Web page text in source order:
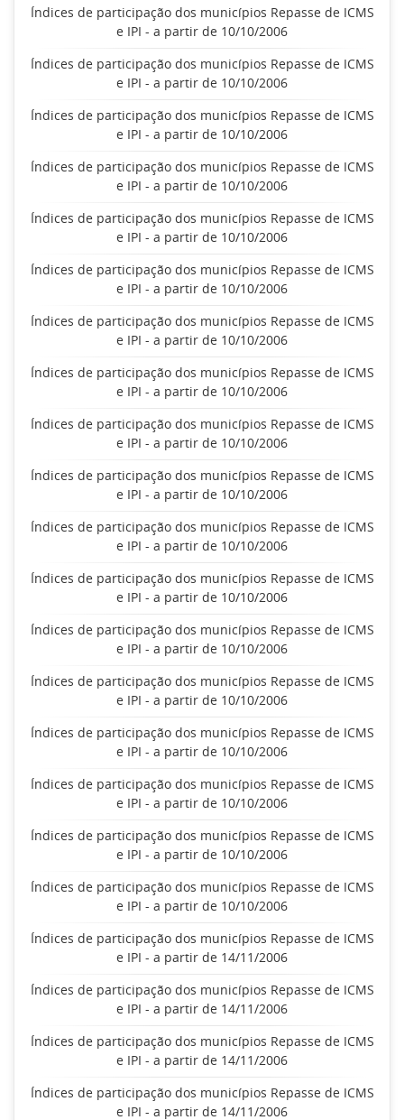
Índices de participação dos municípios Repasse de ICMS
e IPI - a partir de 10/10/2006
Índices de participação dos municípios Repasse de ICMS
e IPI - a partir de 10/10/2006
Índices de participação dos municípios Repasse de ICMS
e IPI - a partir de 10/10/2006
Índices de participação dos municípios Repasse de ICMS
e IPI - a partir de 10/10/2006
Índices de participação dos municípios Repasse de ICMS
e IPI - a partir de 10/10/2006
Índices de participação dos municípios Repasse de ICMS
e IPI - a partir de 10/10/2006
Índices de participação dos municípios Repasse de ICMS
e IPI - a partir de 10/10/2006
Índices de participação dos municípios Repasse de ICMS
e IPI - a partir de 10/10/2006
Índices de participação dos municípios Repasse de ICMS
e IPI - a partir de 10/10/2006
Índices de participação dos municípios Repasse de ICMS
e IPI - a partir de 10/10/2006
Índices de participação dos municípios Repasse de ICMS
e IPI - a partir de 10/10/2006
Índices de participação dos municípios Repasse de ICMS
e IPI - a partir de 10/10/2006
Índices de participação dos municípios Repasse de ICMS
e IPI - a partir de 10/10/2006
Índices de participação dos municípios Repasse de ICMS
e IPI - a partir de 10/10/2006
Índices de participação dos municípios Repasse de ICMS
e IPI - a partir de 10/10/2006
Índices de participação dos municípios Repasse de ICMS
e IPI - a partir de 10/10/2006
Índices de participação dos municípios Repasse de ICMS
e IPI - a partir de 10/10/2006
Índices de participação dos municípios Repasse de ICMS
e IPI - a partir de 10/10/2006
Índices de participação dos municípios Repasse de ICMS
e IPI - a partir de 14/11/2006
Índices de participação dos municípios Repasse de ICMS
e IPI - a partir de 14/11/2006
Índices de participação dos municípios Repasse de ICMS
e IPI - a partir de 14/11/2006
Índices de participação dos municípios Repasse de ICMS
e IPI - a partir de 14/11/2006